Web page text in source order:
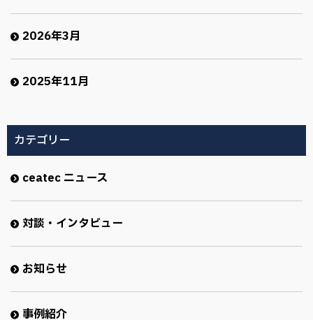
2026年3月
2025年11月
カテゴリー
ceatec ニュース
対談・インタビュー
お知らせ
事例紹介